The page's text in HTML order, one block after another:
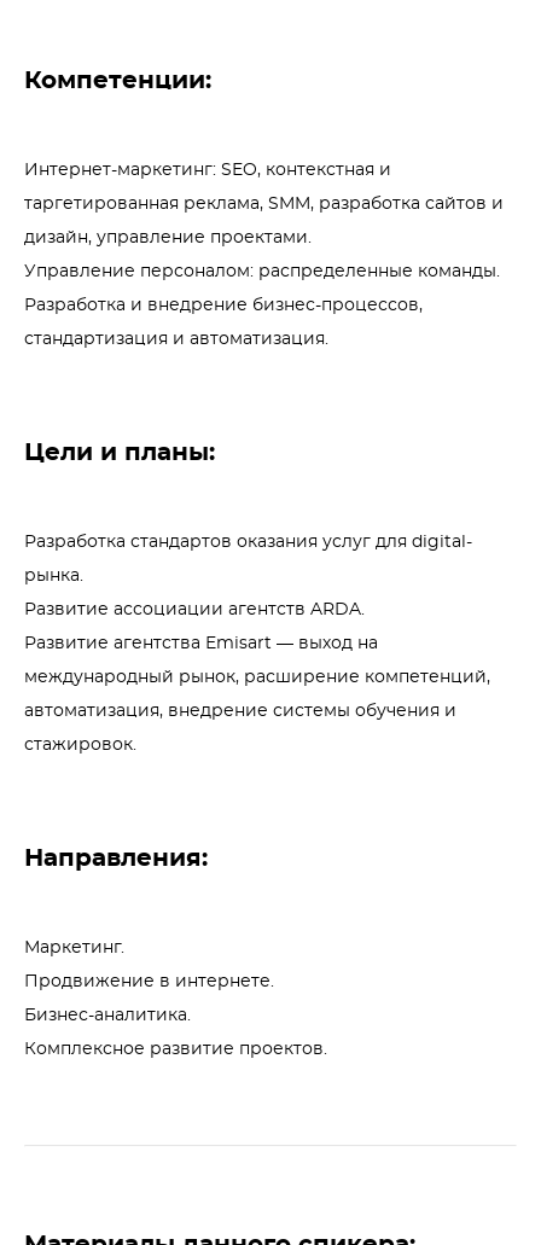
Компетенции:
Интернет-маркетинг: SEO, контекстная и
таргетированная реклама, SMM, разработка сайтов и
дизайн, управление проектами.
Управление персоналом: распределенные команды.
Разработка и внедрение бизнес-процессов,
стандартизация и автоматизация.
Цели и планы:
Разработка стандартов оказания услуг для digital-
рынка.
Развитие ассоциации агентств ARDA.
Развитие агентства Emisart — выход на
международный рынок, расширение компетенций,
автоматизация, внедрение системы обучения и
стажировок.
Направления:
Маркетинг.
Продвижение в интернете.
Бизнес-аналитика.
Комплексное развитие проектов.